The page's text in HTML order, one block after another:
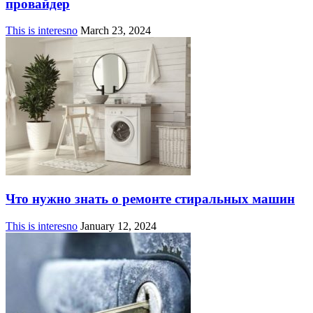
провайдер
This is interesno March 23, 2024
Что нужно знать о ремонте стиральных машин
This is interesno January 12, 2024